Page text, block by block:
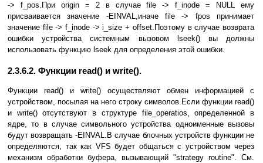
-> f_pos.При origin = 2 в случае file -> f_inode = NULL ему
присваивается значение -EINVAL,иначе file -> fpos принимает
значение file -> f_inode -> i_size + offset.Поэтому в случае возврата
ошибки устройства системным вызовом lseek() вы должны
использовать функцию lseek для определения этой ошибки.
2.3.6.2. Функции read() и write().
Функции read() и write() осуществляют обмен информацией с
устройством, посылая на него строку символов.Если функции read()
и write() отсутствуют в структуре file_operatios, определенной в
ядре, то в случае символьного устройства одноименные вызовы
будут возвращать -EINVAL.В случае блочных устройств функции не
определяются, так как VFS будет общаться с устройством через
механизм обработки буфера, вызывающий "strategy routine". См.